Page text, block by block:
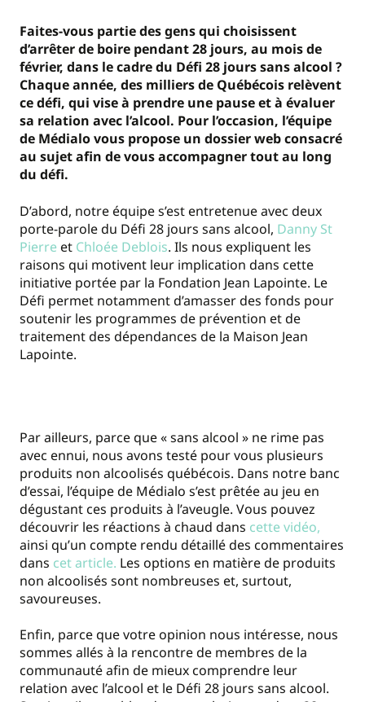
Faites-vous partie des gens qui choisissent
d’arrêter de boire pendant 28 jours, au mois de
février, dans le cadre du Défi 28 jours sans alcool ?
Chaque année, des milliers de Québécois relèvent
ce défi, qui vise à prendre une pause et à évaluer
sa relation avec l’alcool. Pour l’occasion, l’équipe
de Médialo vous propose un dossier web consacré
au sujet afin de vous accompagner tout au long
du défi.
D’abord, notre équipe s’est entretenue avec deux
porte-parole du Défi 28 jours sans alcool, Danny St
Pierre et Chloée Deblois. Ils nous expliquent les
raisons qui motivent leur implication dans cette
initiative portée par la Fondation Jean Lapointe. Le
Défi permet notamment d’amasser des fonds pour
soutenir les programmes de prévention et de
traitement des dépendances de la Maison Jean
Lapointe.
Par ailleurs, parce que « sans alcool » ne rime pas
avec ennui, nous avons testé pour vous plusieurs
produits non alcoolisés québécois. Dans notre banc
d’essai, l’équipe de Médialo s’est prêtée au jeu en
dégustant ces produits à l’aveugle. Vous pouvez
découvrir les réactions à chaud dans cette vidéo,
ainsi qu’un compte rendu détaillé des commentaires
dans cet article. Les options en matière de produits
non alcoolisés sont nombreuses et, surtout,
savoureuses.
Enfin, parce que votre opinion nous intéresse, nous
sommes allés à la rencontre de membres de la
communauté afin de mieux comprendre leur
relation avec l’alcool et le Défi 28 jours sans alcool.